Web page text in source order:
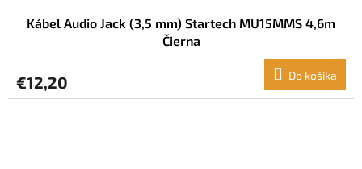
Kábel Audio Jack (3,5 mm) Startech MU15MMS 4,6m
Čierna
€12,20 Do košíka